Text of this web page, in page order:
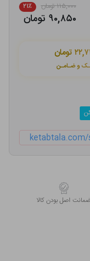
۱۱۵,۰۰۰ تومان ۲۱٪
۹۰,۸۵۰ تومان
تومان
ﺿﻤﺎﻧﺖ اﺻﻞ ﺑﻮدن ﮐﺎﻟﺎ